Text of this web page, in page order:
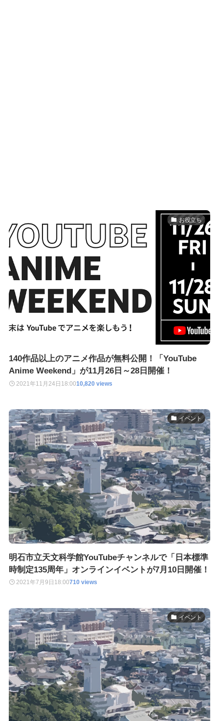
お役立ち
140作品以上のアニメ作品が無料公開！「YouTube
Anime Weekend」が11月26日～28日開催！
2021年11月24日 18:0010,820 views
イベント
明石市立天文科学館YouTubeチャンネルで「日本標準
時制定135周年」オンラインイベントが7月10日開催！
2021年7月9日 18:00710 views
イベント